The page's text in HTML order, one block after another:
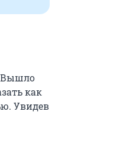
Вышло
как
Увидев